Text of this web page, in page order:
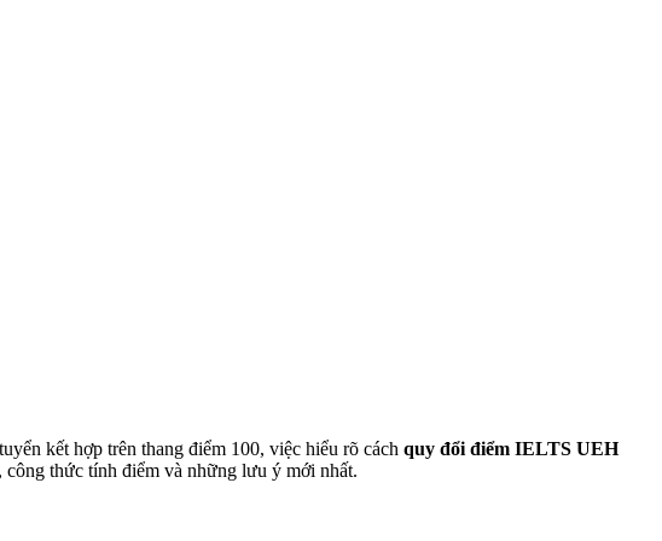
kết hợp trên thang điểm 100, việc hiểu rõ cách quy đổi điểm IELTS UEH
công thức tính điểm và những lưu ý mới nhất.